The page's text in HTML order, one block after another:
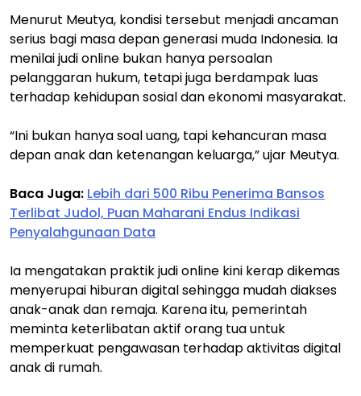
Menurut Meutya, kondisi tersebut menjadi ancaman
serius bagi masa depan generasi muda Indonesia. Ia
menilai judi online bukan hanya persoalan
pelanggaran hukum, tetapi juga berdampak luas
terhadap kehidupan sosial dan ekonomi masyarakat.
“Ini bukan hanya soal uang, tapi kehancuran masa
depan anak dan ketenangan keluarga,” ujar Meutya.
Baca Juga: Lebih dari 500 Ribu Penerima Bansos
Terlibat Judol, Puan Maharani Endus Indikasi
Penyalahgunaan Data
Ia mengatakan praktik judi online kini kerap dikemas
menyerupai hiburan digital sehingga mudah diakses
anak-anak dan remaja. Karena itu, pemerintah
meminta keterlibatan aktif orang tua untuk
memperkuat pengawasan terhadap aktivitas digital
anak di rumah.